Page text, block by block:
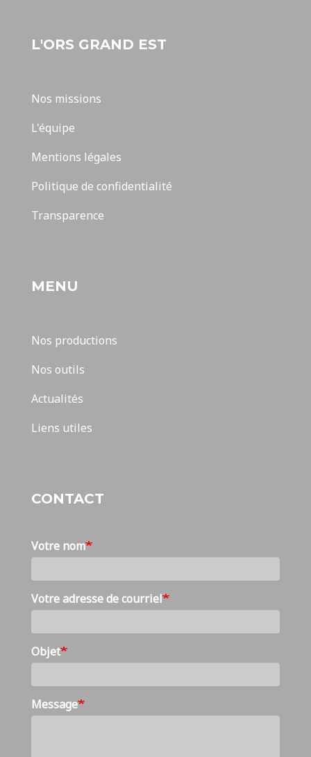
L'ORS GRAND EST
Nos missions
L'équipe
Mentions légales
Politique de confidentialité
Transparence
MENU
Nos productions
Nos outils
Actualités
Liens utiles
CONTACT
Votre nom
Votre adresse de courriel
Objet
Message